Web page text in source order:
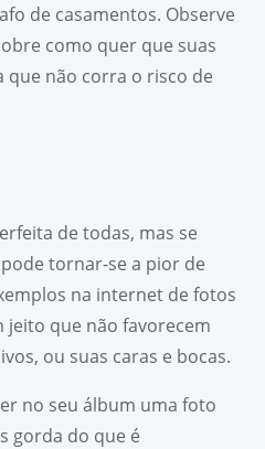
de casamentos. Observe
como quer que suas
não corra o risco de
de todas, mas se
tornar-se a pior de
na internet de fotos
que não favorecem
ou suas caras e bocas.
no seu álbum uma foto
gorda do que é